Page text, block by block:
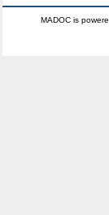
MADOC is